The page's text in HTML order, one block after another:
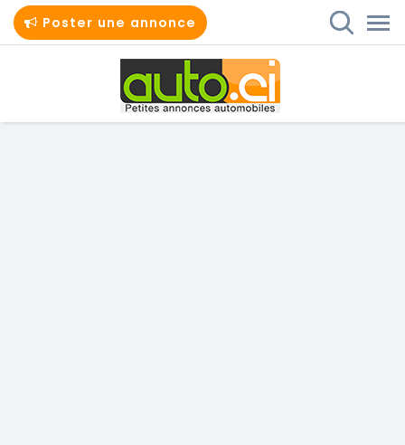
Poster une annonce